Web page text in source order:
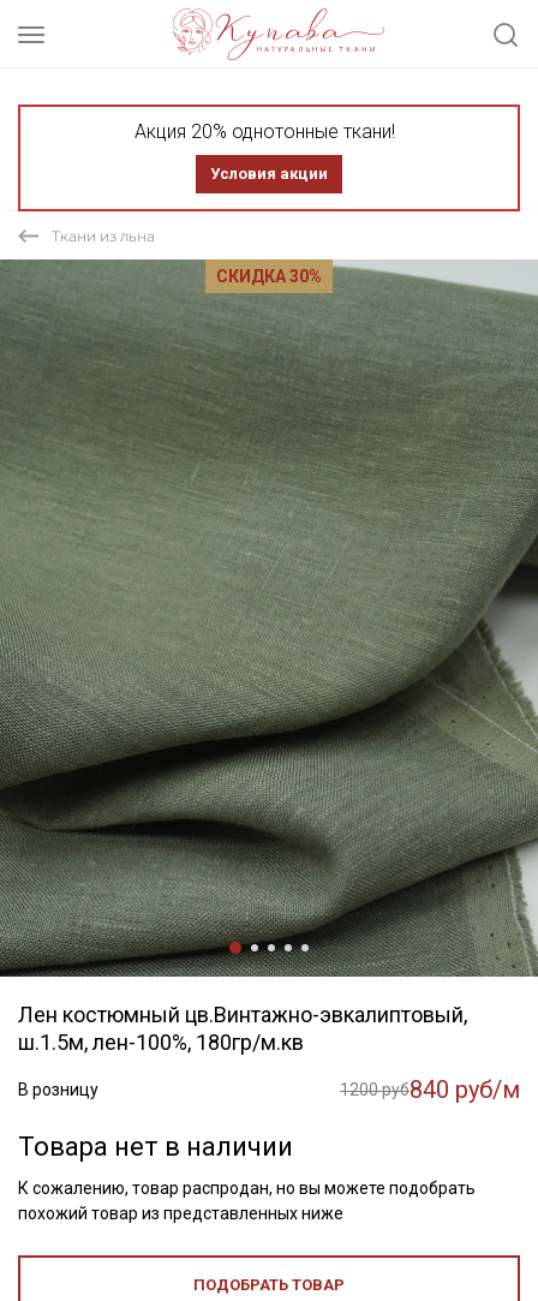
Акция 20% однотонные ткани!
Условия акции
Ткани из льна
СКИДКА 30%
Лен костюмный цв.Винтажно-эвкалиптовый,
ш.1.5м, лен-100%, 180гр/м.кв
В розницу 1200 руб840 руб/м
Товара нет в наличии
К сожалению, товар распродан, но вы можете подобрать
похожий товар из представленных ниже
ПОДОБРАТЬ ТОВАР